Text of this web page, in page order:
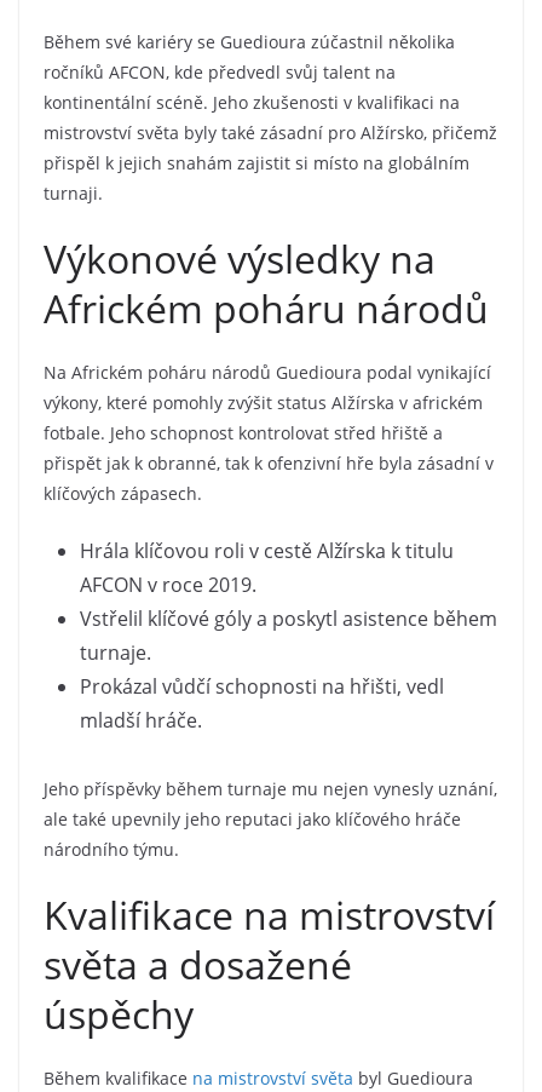
Během své kariéry se Guedioura zúčastnil několika
ročníků AFCON, kde předvedl svůj talent na
kontinentální scéně. Jeho zkušenosti v kvalifikaci na
mistrovství světa byly také zásadní pro Alžírsko, přičemž
přispěl k jejich snahám zajistit si místo na globálním
turnaji.
Výkonové výsledky na
Africkém poháru národů
Na Africkém poháru národů Guedioura podal vynikající
výkony, které pomohly zvýšit status Alžírska v africkém
fotbale. Jeho schopnost kontrolovat střed hřiště a
přispět jak k obranné, tak k ofenzivní hře byla zásadní v
klíčových zápasech.
Hrála klíčovou roli v cestě Alžírska k titulu
AFCON v roce 2019.
Vstřelil klíčové góly a poskytl asistence během
turnaje.
Prokázal vůdčí schopnosti na hřišti, vedl
mladší hráče.
Jeho příspěvky během turnaje mu nejen vynesly uznání,
ale také upevnily jeho reputaci jako klíčového hráče
národního týmu.
Kvalifikace na mistrovství
světa a dosažené
úspěchy
Během kvalifikace na mistrovství světa byl Guedioura